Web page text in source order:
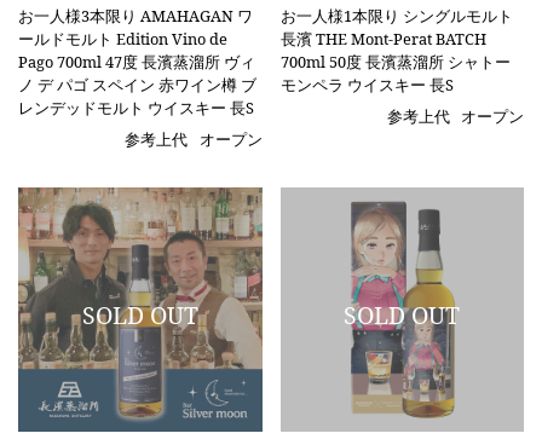
お一人様3本限り AMAHAGAN ワ
ールドモルト Edition Vino de
Pago 700ml 47度 長濱蒸溜所 ヴィ
ノ デ パゴ スペイン 赤ワイン樽 ブ
レンデッドモルト ウイスキー 長S
参考上代
オープン
お一人様1本限り シングルモルト
長濱 THE Mont-Perat BATCH
700ml 50度 長濱蒸溜所 シャトー
モンペラ ウイスキー 長S
参考上代 オープン